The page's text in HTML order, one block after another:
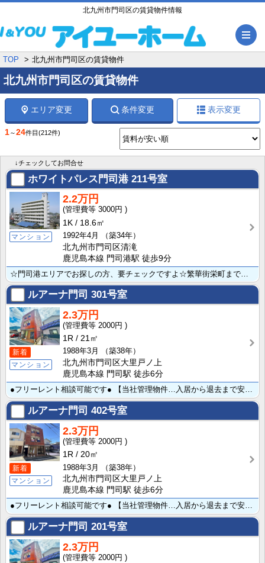
北九州市門司区の賃貸物件情報
TOP 北九州市門司区の賃貸物件
北九州市門司区の賃貸物件
エリア変更 条件変更 表示変更
1～24件目 (212件)
↓チェックしてお問合せ
ホワイトパレス門司港 211号室
マンション
2.2万円
3000円
1K
18.6㎡
1992年4月
（築34年）
北九州市門司区清滝
鹿児島本線 門司港駅 徒歩9分
☆門司港エリアでお探しの方、要チェックですよ☆繁華街栄町まで約400mほどと、ビジネスに通学に便利で･･･
ルアーナ門司 301号室
新着
マンション
2.3万円
2000円
1R
21㎡
1988年3月
（築38年）
北九州市門司区大里戸ノ上
鹿児島本線 門司駅 徒歩6分
●フリーレント相談可能です● 【当社管理物件…入居から退去まで安心のサポート体制♪】ＪＲ門司駅徒歩約･･･
ルアーナ門司 402号室
新着
マンション
2.3万円
2000円
1R
20㎡
1988年3月
（築38年）
北九州市門司区大里戸ノ上
鹿児島本線 門司駅 徒歩6分
●フリーレント相談可能です● 【当社管理物件…入居から退去まで安心のサポート体制♪】ＪＲ門司駅徒歩約･･･
ルアーナ門司 201号室
2.3万円
2000円